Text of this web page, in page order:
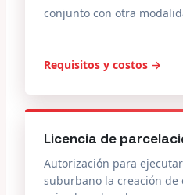
conjunto con otra
Requisitos y costos →
Licencia de
Autorización para
suburbano la creación de